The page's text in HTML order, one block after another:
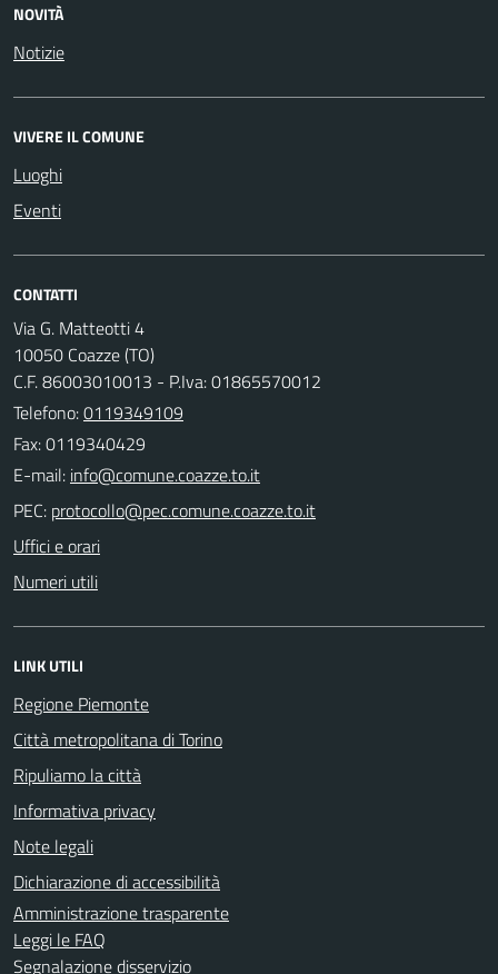
NOVITÀ
Notizie
VIVERE IL COMUNE
Luoghi
Eventi
CONTATTI
Via G. Matteotti 4
10050 Coazze (TO)
C.F. 86003010013 - P.Iva: 01865570012
Telefono:0119349109
Fax: 0119340429
E-mail:
PEC:
Uffici e orari
Numeri utili
LINK UTILI
Regione Piemonte
Città metropolitana di Torino
Ripuliamo la città
Informativa privacy
Note legali
Dichiarazione di accessibilità
Amministrazione trasparente
Leggi le FAQ
Segnalazione disservizio